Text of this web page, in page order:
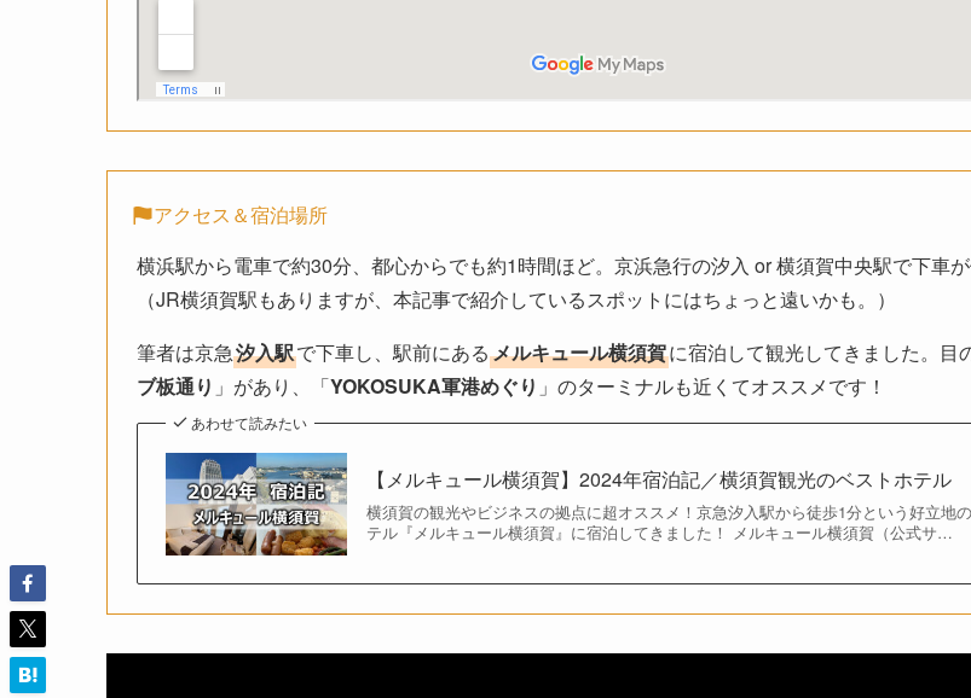
アクセス＆宿泊場所
横浜駅から電車で約30分、都心からでも約1時間ほど。京浜急行の汐入 or 横須賀中央駅で下車が
（JR横須賀駅もありますが、本記事で紹介しているスポットにはちょっと遠いかも。）
筆者は京急汐入駅で下車し、駅前にあるメルキュール横須賀に宿泊して観光してきました。目
ブ板通り 」があり、「YOKOSUKA軍港めぐり 」のターミナルも近くてオススメです！
あわせて読みたい
【メルキュール横須賀】2024年宿泊記／横須賀観光のベストホテル
横須賀の観光やビジネスの拠点に超オススメ！京急汐入駅から徒歩1分という好立地
テル『メルキュール横須賀』に宿泊してきました！ メルキュール横須賀（公式サ…